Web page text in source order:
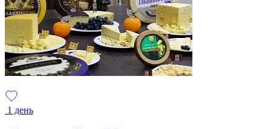
1 день